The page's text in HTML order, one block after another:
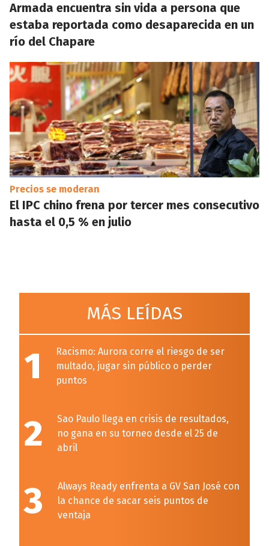
Armada encuentra sin vida a persona que
estaba reportada como desaparecida en un
río del Chapare
Precios se moderan
El IPC chino frena por tercer mes consecutivo
hasta el 0,5 % en julio
MÁS LEÍDAS
1
Racismo: Aurora corre el riesgo de ser
multado, jugar sin público o perder
puntos
2
Sao Paulo llega en crisis de resultados,
no gana en su torneo desde el 25 de
abril
3
Always Ready enfrenta a GV San José con
la chance de sacar seis puntos de
ventaja